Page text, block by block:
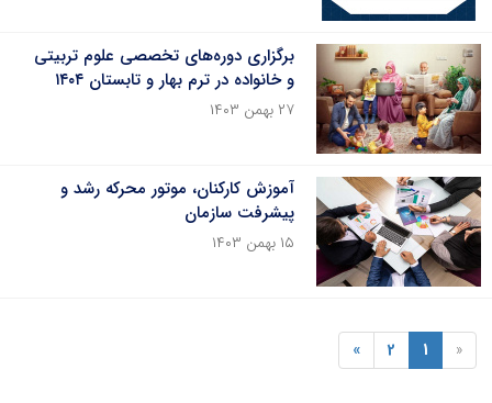
برگزاری دوره‌های تخصصی علوم تربیتی
و خانواده در ترم بهار و تابستان ۱۴۰۴
۲۷ بهمن ۱۴۰۳
آموزش کارکنان، موتور محرکه رشد و
پیشرفت سازمان
۱۵ بهمن ۱۴۰۳
«
1
2
»